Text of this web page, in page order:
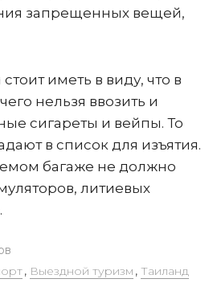
запрещенных вещей,
иметь в виду, что в
нельзя ввозить и
сигареты и вейпы. То
в список для изъятия.
багаже не должно
литиевых
, Выездной туризм , Таиланд